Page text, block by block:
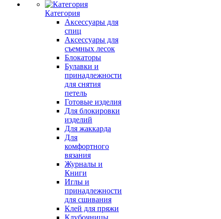
Категория
Аксессуары для
спиц
Аксессуары для
съемных лесок
Блокаторы
Булавки и
принадлежности
для снятия
петель
Готовые изделия
Для блокировки
изделий
Для жаккарда
Для
комфортного
вязания
Журналы и
Книги
Иглы и
принадлежности
для сшивания
Клей для пряжи
Клубочницы